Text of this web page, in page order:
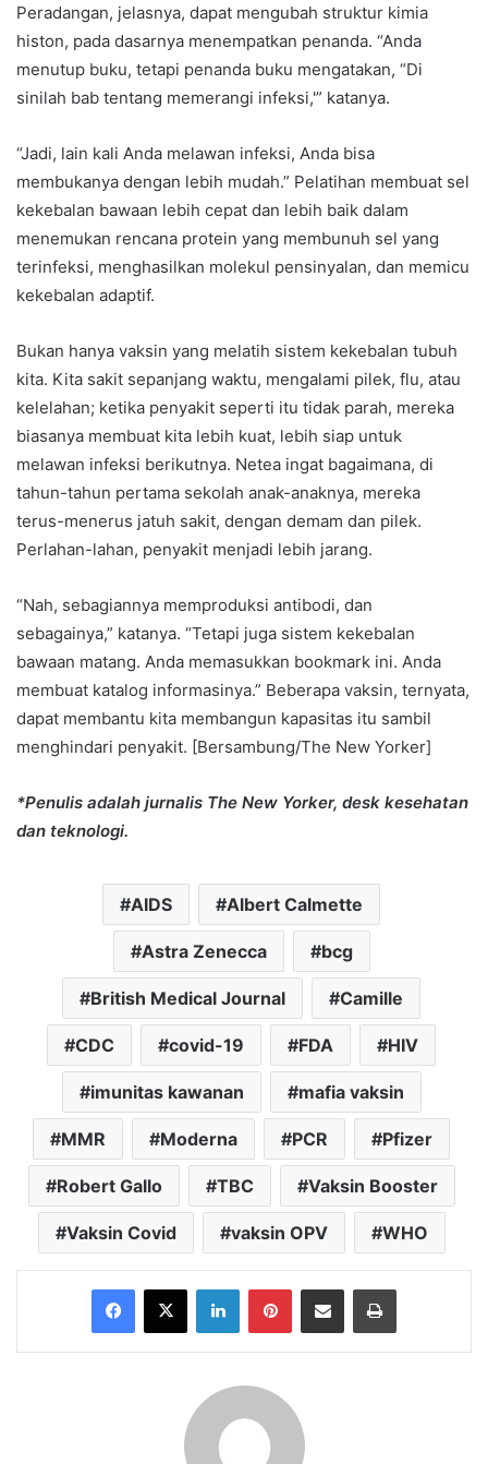
Peradangan, jelasnya, dapat mengubah struktur kimia
histon, pada dasarnya menempatkan penanda. “Anda
menutup buku, tetapi penanda buku mengatakan, “Di
sinilah bab tentang memerangi infeksi,'” katanya.
“Jadi, lain kali Anda melawan infeksi, Anda bisa
membukanya dengan lebih mudah.” Pelatihan membuat sel
kekebalan bawaan lebih cepat dan lebih baik dalam
menemukan rencana protein yang membunuh sel yang
terinfeksi, menghasilkan molekul pensinyalan, dan memicu
kekebalan adaptif.
Bukan hanya vaksin yang melatih sistem kekebalan tubuh
kita. Kita sakit sepanjang waktu, mengalami pilek, flu, atau
kelelahan; ketika penyakit seperti itu tidak parah, mereka
biasanya membuat kita lebih kuat, lebih siap untuk
melawan infeksi berikutnya. Netea ingat bagaimana, di
tahun-tahun pertama sekolah anak-anaknya, mereka
terus-menerus jatuh sakit, dengan demam dan pilek.
Perlahan-lahan, penyakit menjadi lebih jarang.
“Nah, sebagiannya memproduksi antibodi, dan
sebagainya,” katanya. “Tetapi juga sistem kekebalan
bawaan matang. Anda memasukkan bookmark ini. Anda
membuat katalog informasinya.” Beberapa vaksin, ternyata,
dapat membantu kita membangun kapasitas itu sambil
menghindari penyakit. [Bersambung/The New Yorker]
*Penulis adalah jurnalis The New Yorker, desk kesehatan
dan teknologi.
AIDS Albert Calmette
Astra Zenecca bcg
British Medical Journal Camille
CDC covid-19 FDA HIV
imunitas kawanan mafia vaksin
MMR Moderna PCR Pfizer
Robert Gallo TBC Vaksin Booster
Vaksin Covid vaksin OPV WHO
Facebook
X LinkedInPinterestShare via Email Print